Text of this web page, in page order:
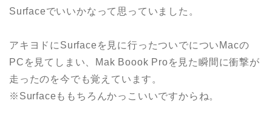
Surfaceでいいかなって思っていました。
アキヨドにSurfaceを見に行ったついでについMacの
PCを見てしまい、Mak Boook Proを見た瞬間に衝撃が
走ったのを今でも覚えています。
※Surfaceももちろんかっこいいですからね。